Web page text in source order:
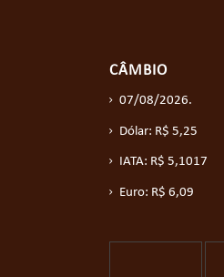
CÂMBIO
07/08/2026.
Dólar: R$ 5,25
IATA: R$ 5,1017
Euro: R$ 6,09